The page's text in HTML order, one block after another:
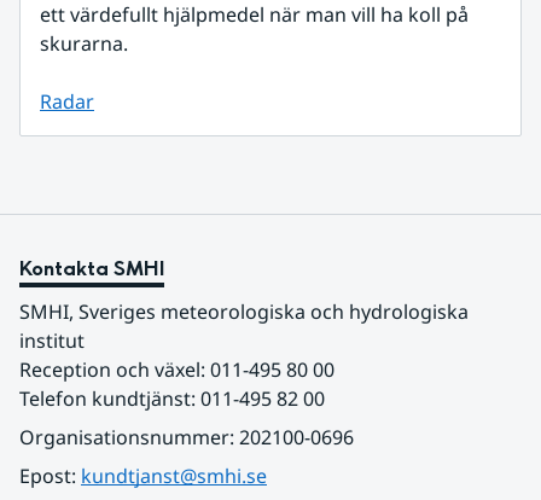
ett värdefullt hjälpmedel när man vill ha koll på
skurarna.
Radar
Kontakta SMHI
SMHI, Sveriges meteorologiska och hydrologiska
institut
Reception och växel: 011-495 80 00
Telefon kundtjänst: 011-495 82 00
Organisationsnummer: 202100-0696
Epost: kundtjanst@smhi.se